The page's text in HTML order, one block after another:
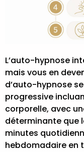
L’auto-hypnose
mais vous en
d’auto-hypnose
progressive
corporelle, avec
déterminante que
minutes
hebdomadaire en